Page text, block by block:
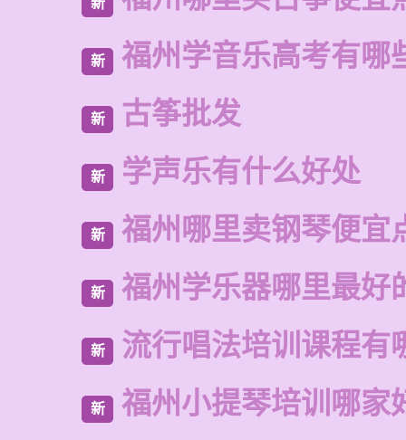
新
新 福州学音乐高考有哪
新 古筝批发
新 学声乐有什么好处
新 福州哪里卖钢琴便宜
新 福州学乐器哪里最好
新 流行唱法培训课程有
新 福州小提琴培训哪家